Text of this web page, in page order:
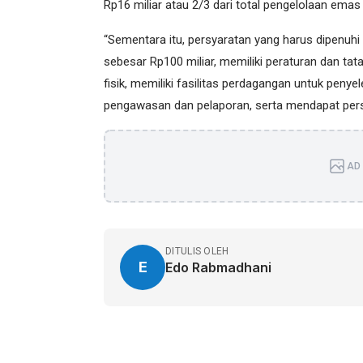
Rp16 miliar atau 2/3 dari total pengelolaan
“Sementara itu, persyaratan yang harus
sebesar Rp100 miliar, memiliki peraturan dan
fisik, memiliki fasilitas perdagangan untuk
pengawasan dan pelaporan, serta mendapat
AD
E
DITULIS OLEH
Edo Rabmadhani